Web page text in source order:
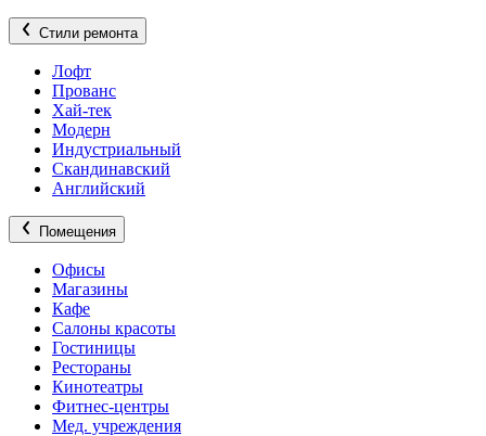
Стили ремонта
Лофт
Прованс
Хай-тек
Модерн
Индустриальный
Скандинавский
Английский
Помещения
Офисы
Магазины
Кафе
Салоны красоты
Гостиницы
Рестораны
Кинотеатры
Фитнес-центры
Мед. учреждения